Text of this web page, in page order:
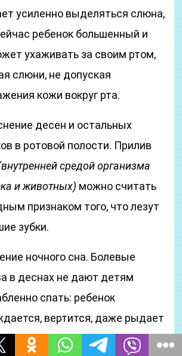
усиленно выделяться слюна,
ребенок большенный и
ухаживать за своим ртом,
слюни, не допуская
кожи вокруг рта.
десен и остальных
в ротовой полости. Прилив
средой организма
и животных) можно считать
признаком того, что лезут
зубки.
ночного сна. Болевые
в деснах не дают детям
спать: ребенок
вертится, даже рыдает
может подняться температура.